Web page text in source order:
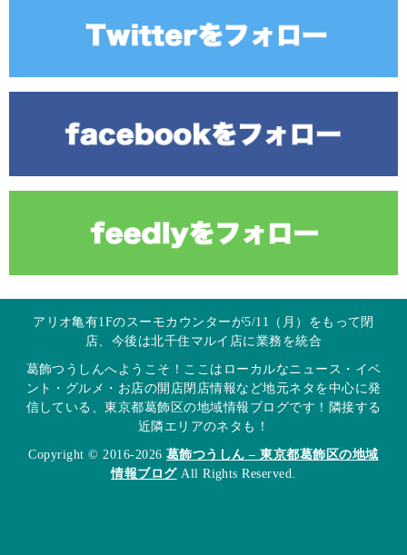
アリオ亀有1Fのスーモカウンターが5/11（月）をもって閉
店、今後は北千住マルイ店に業務を統合
葛飾つうしんへようこそ！ここはローカルなニュース・イベ
ント・グルメ・お店の開店閉店情報など地元ネタを中心に発
信している、東京都葛飾区の地域情報ブログです！隣接する
近隣エリアのネタも！
Copyright © 2016-2026 葛飾つうしん – 東京都葛飾区の地域
情報ブログAll Rights Reserved.